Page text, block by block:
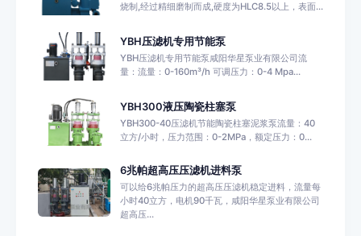
烧制,经过精细磨制而成,硬度为HLC8.5以上，表面...
YBH压滤机专用节能泵
YBH压滤机专用节能泵咸阳华星泵业有限公司 流
量：流量：0-160m³/h 可调压力：0-4 Mpa...
YBH300液压陶瓷柱塞泵
YBH300-40压滤机节能陶瓷柱塞泥浆泵流量：40
立方/小时，压力范围：0-2MPa，额定压力：0...
6兆帕超高压压滤机进料泵
可以给6兆帕压力的超高压压滤机稳定进料，流量每
小时40立方，电机90千瓦，咸阳华星泵业有限公司
超高压...